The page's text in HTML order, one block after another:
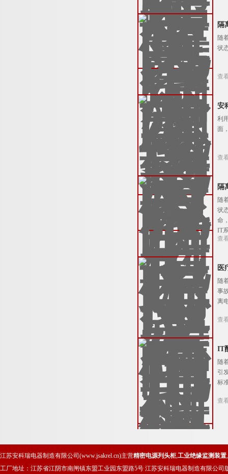
隔
随
状
查
安
利
面
查
隔
随
状
命
IT
查
医
随
事
离
查
IT
随
引
标
查
江苏安科瑞电器制造有限公司(www.jsakrel.cn)主营精密电源列头柜,工业绝缘监测装置
工厂地址：江苏省江阴市南闸镇东盟工业园东盟路5号 江苏安科瑞电器制造有限公司